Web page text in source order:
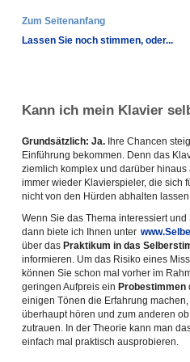
Zum Seitenanfang
Lassen Sie noch stimmen, oder...
Kann ich mein Klavier
Grundsätzlich: Ja. Ihre Chancen
Einführung bekommen. Denn das
ziemlich komplex und darüber
immer wieder Klavierspieler, die sich
nicht von den Hürden abhalten
Wenn Sie das Thema interessiert
dann biete ich Ihnen unter
über das Praktikum in das
informieren. Um das Risiko eines
können Sie schon mal vorher im
geringen Aufpreis ein Probestimmen
einigen Tönen die Erfahrung
überhaupt hören und zum anderen
zutrauen. In der Theorie kann man
einfach mal praktisch ausprobieren.